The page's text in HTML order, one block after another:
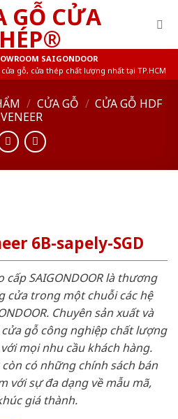
SAIGONDOOR
gỗ, cửa thép chất lượng nhất tại TP.HCM
/ CỬA GỖ / CỬA GỖ HDF
VENEER
6B-sapely-SGD
SAIGONDOOR là thương
cửa trong một chuỗi các hệ
Chuyên sản xuất và
gỗ công nghiệp chất lượng
mọi nhu cầu khách hàng.
còn có những chính sách bán
với sự đa dạng về mẫu mã,
giá thành.